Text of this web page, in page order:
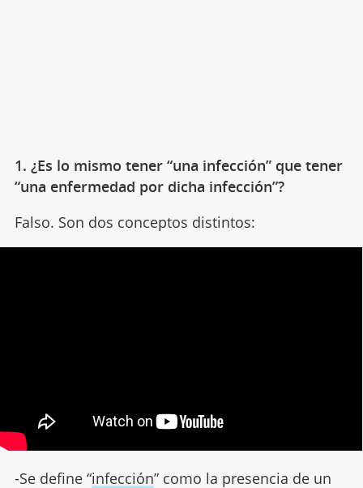
1. ¿Es lo mismo tener “una infección” que tener
“una enfermedad por dicha infección”?
Falso. Son dos conceptos distintos:
-Se define “infección” como la presencia de un